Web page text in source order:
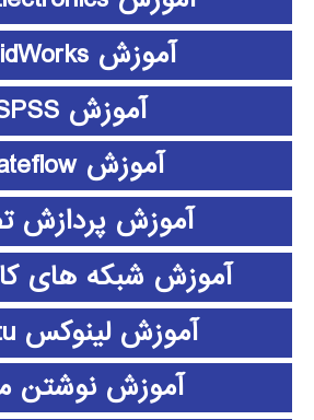
آموزش SolidWorks
آموزش SPSS
آموزش stateflow
آموزش پردازش
آموزش شبکه های
آموزش لینوکس ubuntu
آموزش نوشتن